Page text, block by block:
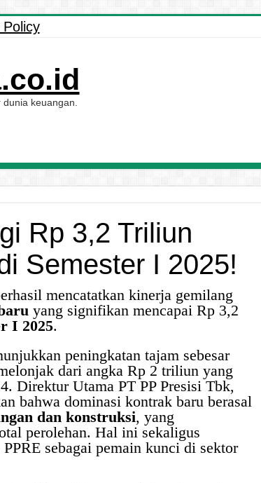
keuangan.
Rp 3,2 Triliun
Semester I 2025!
mencatatkan kinerja gemilang
yang signifikan mencapai Rp 3,2
I 2025.
peningkatan tajam sebesar
dari angka Rp 2 triliun yang
Direktur Utama PT PP Presisi Tbk,
bahwa dominasi kontrak baru berasal
dan konstruksi, yang
perolehan. Hal ini sekaligus
sebagai pemain kunci di sektor